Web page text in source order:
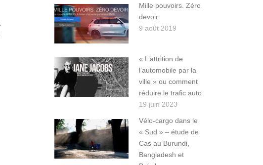
Mille pouvoirs. Zéro
devoir.
9 août 2019
« L’attrition de
l’automobile par la
ville » ou comment
réduire le trafic auto
19 juin 2023
Vélo-cargo dans le
« Sud » – étude de
Cas au Burundi,
Bangladesh et